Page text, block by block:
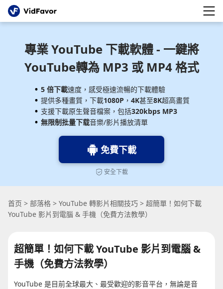
專業 YouTube 下載軟體 - 一鍵將
YouTube轉為 MP3 或 MP4 格式
5 倍下載速度，感受極速流暢的下載體驗
提供多種畫質，下載1080P ， 4K甚至8K超高畫質
支援下載原生聲音檔案，包括320kbps MP3
無限制批量下载音樂/影片播放清單
免費下載
安全下載
首页 > 部落格 > YouTube 轉影片相關技巧 > 超簡單！如何下載
YouTube 影片到電腦 & 手機（免費方法教學）
超簡單！如何下載 YouTube 影片到電腦 &
手機（免費方法教學）
YouTube 是目前全球最大、最受歡迎的影音平台，無論是音